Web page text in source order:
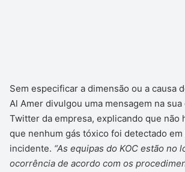
Sem especificar a dimensão ou a causa
Al Amer divulgou uma mensagem na
Twitter da empresa, explicando que não
que nenhum gás tóxico foi detectado em
incidente. “As equipas do KOC estão no
ocorrência de acordo com os